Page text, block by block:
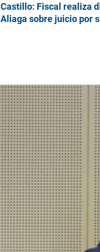
Fiscal realiza
sobre juicio por